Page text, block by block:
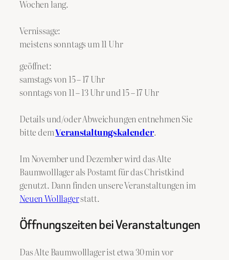
Wochen lang.
Vernissage:
meistens sonntags um 11 Uhr
geöffnet:
samstags von 15 – 17 Uhr
sonntags von 11 – 13 Uhr und 15 – 17 Uhr
Details und/oder Abweichungen entnehmen Sie
bitte demVeranstaltungskalender.
Im November und Dezember wird das Alte
Baumwolllager als Postamt für das Christkind
genutzt. Dann finden unsere Veranstaltungen im
Neuen Wolllagerstatt.
Öffnungszeiten bei Veranstaltungen
Das Alte Baumwolllager ist etwa 30 min vor